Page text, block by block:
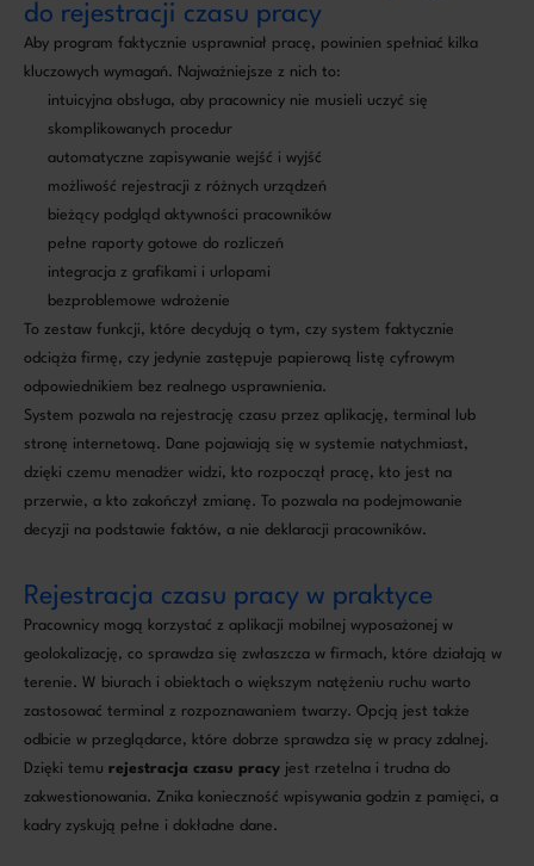
do rejestracji czasu pracy
Aby program faktycznie usprawniał pracę, powinien spełniać kilka
kluczowych wymagań. Najważniejsze z nich to:
intuicyjna obsługa, aby pracownicy nie musieli uczyć się
skomplikowanych procedur
automatyczne zapisywanie wejść i wyjść
możliwość rejestracji z różnych urządzeń
bieżący podgląd aktywności pracowników
pełne raporty gotowe do rozliczeń
integracja z grafikami i urlopami
bezproblemowe wdrożenie
To zestaw funkcji, które decydują o tym, czy system faktycznie
odciąża firmę, czy jedynie zastępuje papierową listę cyfrowym
odpowiednikiem bez realnego usprawnienia.
System pozwala na rejestrację czasu przez aplikację, terminal lub
stronę internetową. Dane pojawiają się w systemie natychmiast,
dzięki czemu menadżer widzi, kto rozpoczął pracę, kto jest na
przerwie, a kto zakończył zmianę. To pozwala na podejmowanie
decyzji na podstawie faktów, a nie deklaracji pracowników.
Rejestracja czasu pracy w praktyce
Pracownicy mogą korzystać z aplikacji mobilnej wyposażonej w
geolokalizację, co sprawdza się zwłaszcza w firmach, które działają w
terenie. W biurach i obiektach o większym natężeniu ruchu warto
zastosować terminal z rozpoznawaniem twarzy. Opcją jest także
odbicie w przeglądarce, które dobrze sprawdza się w pracy zdalnej.
Dzięki temu rejestracja czasu pracy jest rzetelna i trudna do
zakwestionowania. Znika konieczność wpisywania godzin z pamięci, a
kadry zyskują pełne i dokładne dane.